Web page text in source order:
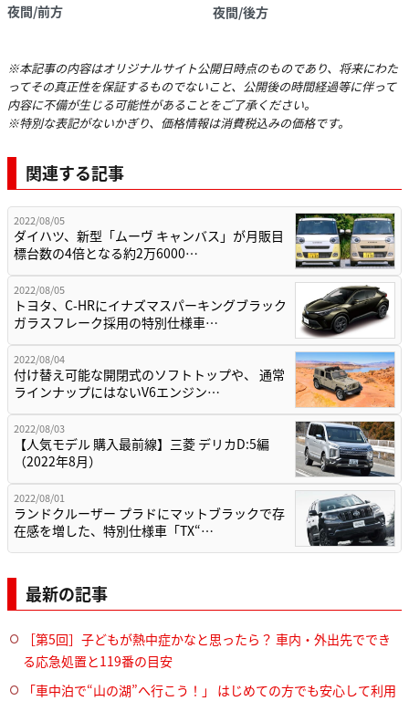
夜間/前方 夜間/後方
※本記事の内容はオリジナルサイト公開日時点のものであり、将来にわた
ってその真正性を保証するものでないこと、公開後の時間経過等に伴って
内容に不備が生じる可能性があることをご了承ください。
※特別な表記がないかぎり、価格情報は消費税込みの価格です。
関連する記事
2022/08/05
ダイハツ、新型「ムーヴ キャンバス」が月販目
標台数の4倍となる約2万6000…
2022/08/05
トヨタ、C-HRにイナズマスパーキングブラック
ガラスフレーク採用の特別仕様車…
2022/08/04
付け替え可能な開閉式のソフトトップや、 通常
ラインナップにはないV6エンジン…
2022/08/03
【人気モデル 購入最前線】三菱 デリカD:5編
（2022年8月）
2022/08/01
ランドクルーザー プラドにマットブラックで存
在感を増した、特別仕様車「TX“…
最新の記事
［第5回］子どもが熱中症かなと思ったら？ 車内・外出先ででき
る応急処置と119番の目安
「車中泊で“山の湖”へ行こう！」 はじめての方でも安心して利用